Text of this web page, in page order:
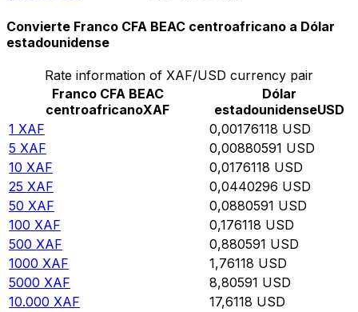
Convierte Franco CFA BEAC centroafricano a Dólar
estadounidense
Rate information of XAF/USD currency pair
Franco CFA BEAC
centroafricanoXAF
Dólar
estadounidenseUSD
1 XAF 0,00176118 USD
5 XAF 0,00880591 USD
10 XAF 0,0176118 USD
25 XAF 0,0440296 USD
50 XAF 0,0880591 USD
100 XAF 0,176118 USD
500 XAF 0,880591 USD
1000 XAF 1,76118 USD
5000 XAF 8,80591 USD
10.000 XAF 17,6118 USD